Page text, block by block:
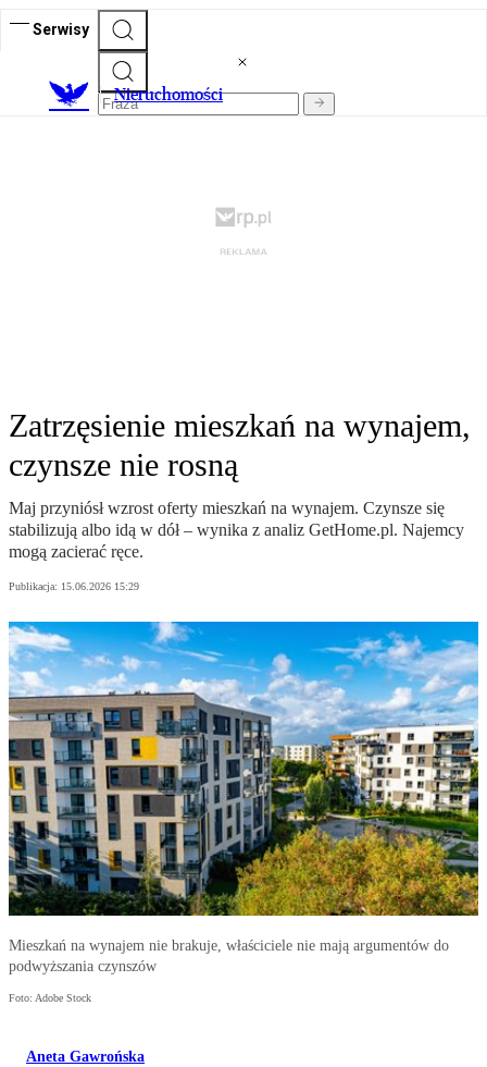
Serwisy
Nieruchomości
Zatrzęsienie mieszkań na wynajem,
czynsze nie rosną
Maj przyniósł wzrost oferty mieszkań na wynajem. Czynsze się
stabilizują albo idą w dół – wynika z analiz GetHome.pl. Najemcy
mogą zacierać ręce.
Publikacja: 15.06.2026 15:29
Mieszkań na wynajem nie brakuje, właściciele nie mają argumentów do
podwyższania czynszów
Foto: Adobe Stock
Aneta Gawrońska